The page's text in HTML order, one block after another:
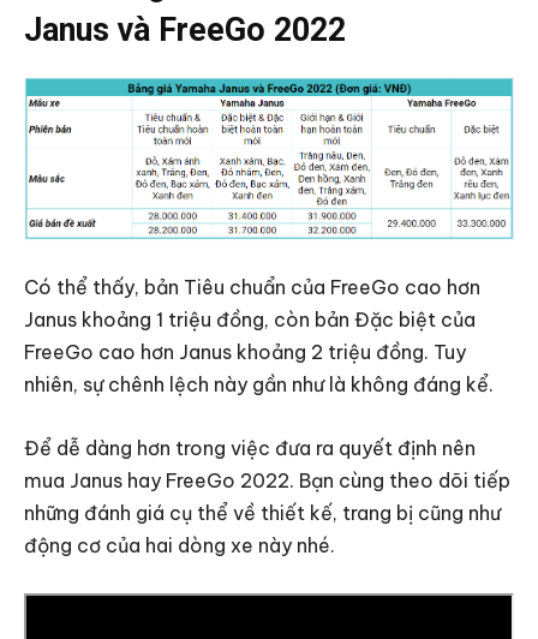
Janus và FreeGo 2022
Có thể thấy, bản Tiêu chuẩn của FreeGo cao hơn
Janus khoảng 1 triệu đồng, còn bản Đặc biệt của
FreeGo cao hơn Janus khoảng 2 triệu đồng. Tuy
nhiên, sự chênh lệch này gần như là không đáng kể.
Để dễ dàng hơn trong việc đưa ra quyết định nên
mua Janus hay FreeGo 2022. Bạn cùng theo dõi tiếp
những đánh giá cụ thể về thiết kế, trang bị cũng như
động cơ của hai dòng xe này nhé.